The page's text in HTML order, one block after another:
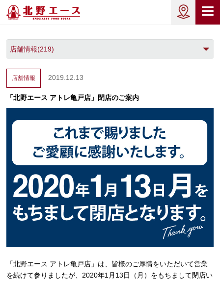
店舗情報 2019.12.13
「北野エース アトレ亀戸店」閉店のご案内
「北野エース アトレ亀戸店」は、皆様のご厚情をいただいて営業
を続けて参りましたが、2020年1月13日（月）をもちまして閉店い